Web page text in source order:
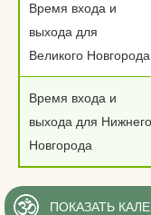
Время входа и
выхода для
Великого Новгорода
Время входа и
выхода для Нижнего
Новгорода
ПОКАЗАТЬ